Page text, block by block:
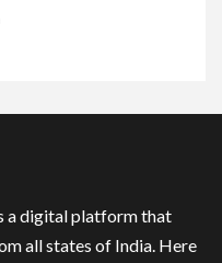
a digital platform that
all states of India. Here